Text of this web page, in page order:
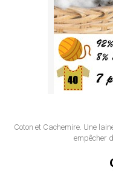
Coton et Cachemire. Une
empêcher